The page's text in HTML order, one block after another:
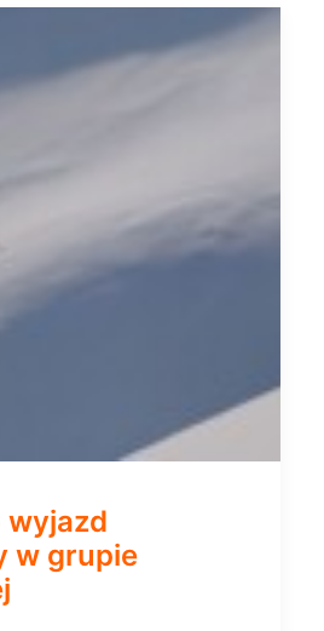
wyjazd
w grupie